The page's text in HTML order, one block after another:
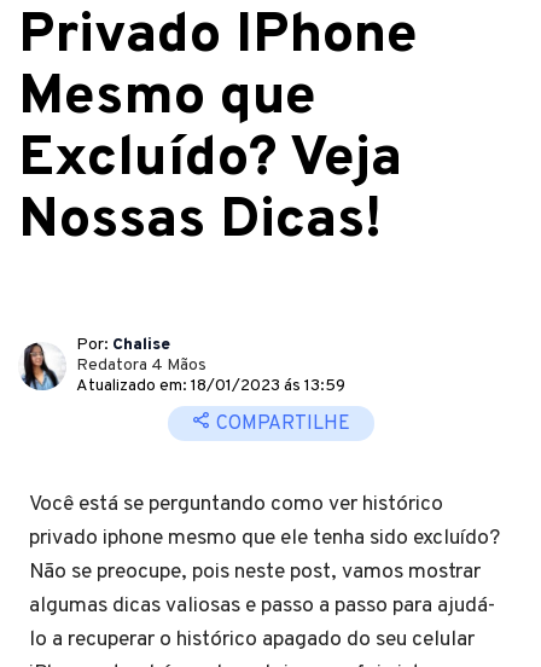
Privado IPhone
Mesmo que
Excluído? Veja
Nossas Dicas!
Por: Chalise
Redatora 4 Mãos
Atualizado em: 18/01/2023 ás 13:59
COMPARTILHE
Você está se perguntando como ver histórico
privado iphone mesmo que ele tenha sido excluído?
Não se preocupe, pois neste post, vamos mostrar
algumas dicas valiosas e passo a passo para ajudá-
lo a recuperar o histórico apagado do seu celular